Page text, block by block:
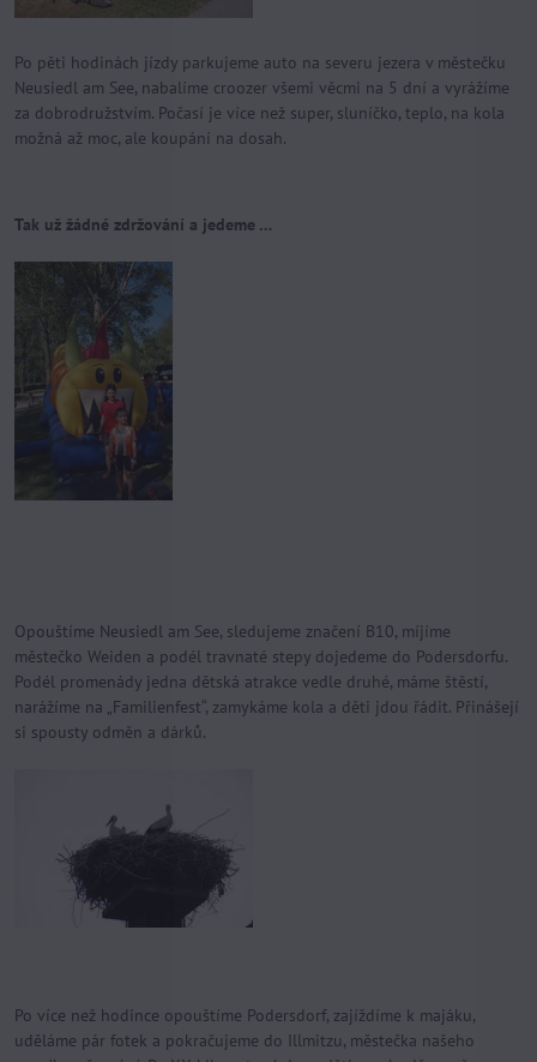
Po pěti hodinách jízdy parkujeme auto na severu jezera v městečku
Neusiedl am See, nabalíme croozer všemi věcmi na 5 dní a vyrážíme
za dobrodružstvím. Počasí je více než super, sluníčko, teplo, na kola
možná až moc, ale koupání na dosah.
Tak už žádné zdržování a jedeme …
Opouštíme Neusiedl am See, sledujeme značení B10, míjíme
městečko Weiden a podél travnaté stepy dojedeme do Podersdorfu.
Podél promenády jedna dětská atrakce vedle druhé, máme štěstí,
narážíme na „Familienfest“, zamykáme kola a děti jdou řádit. Přinášejí
si spousty odměn a dárků.
Po více než hodince opouštíme Podersdorf, zajíždíme k majáku,
uděláme pár fotek a pokračujeme do Illmitzu, městečka našeho